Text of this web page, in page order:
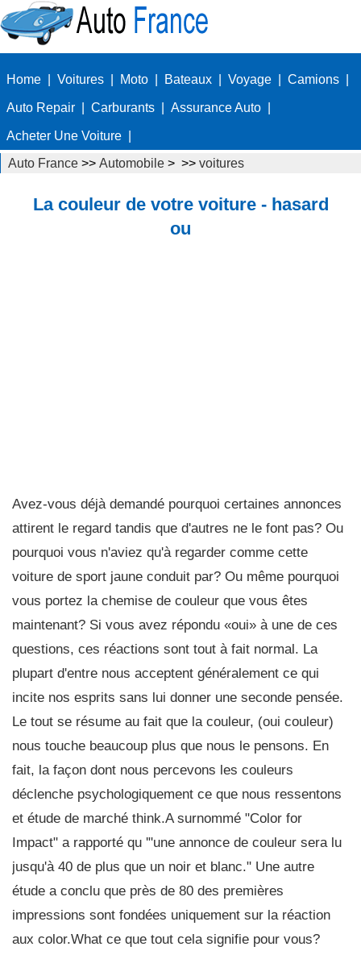
Home Voitures Moto Bateaux Voyage Camions
Auto Repair Carburants Assurance Auto
Acheter Une Voiture
Auto France >> Automobile > >> voitures
La couleur de votre voiture - hasard
ou
Avez-vous déjà demandé pourquoi certaines annonces
attirent le regard tandis que d'autres ne le font pas? Ou
pourquoi vous n'aviez qu'à regarder comme cette
voiture de sport jaune conduit par? Ou même pourquoi
vous portez la chemise de couleur que vous êtes
maintenant? Si vous avez répondu «oui» à une de ces
questions, ces réactions sont tout à fait normal. La
plupart d'entre nous acceptent généralement ce qui
incite nos esprits sans lui donner une seconde pensée.
Le tout se résume au fait que la couleur, (oui couleur)
nous touche beaucoup plus que nous le pensons. En
fait, la façon dont nous percevons les couleurs
déclenche psychologiquement ce que nous ressentons
et étude de marché think.A surnommé "Color for
Impact" a rapporté qu '"une annonce de couleur sera lu
jusqu'à 40 de plus que un noir et blanc." Une autre
étude a conclu que près de 80 des premières
impressions sont fondées uniquement sur la réaction
aux color.What ce que tout cela signifie pour vous?